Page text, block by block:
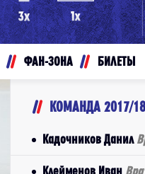
ФАН-ЗОНА БИЛЕТЫ
КОМАНДА 2017/18
Кадочников Данил
Клейменов Иван